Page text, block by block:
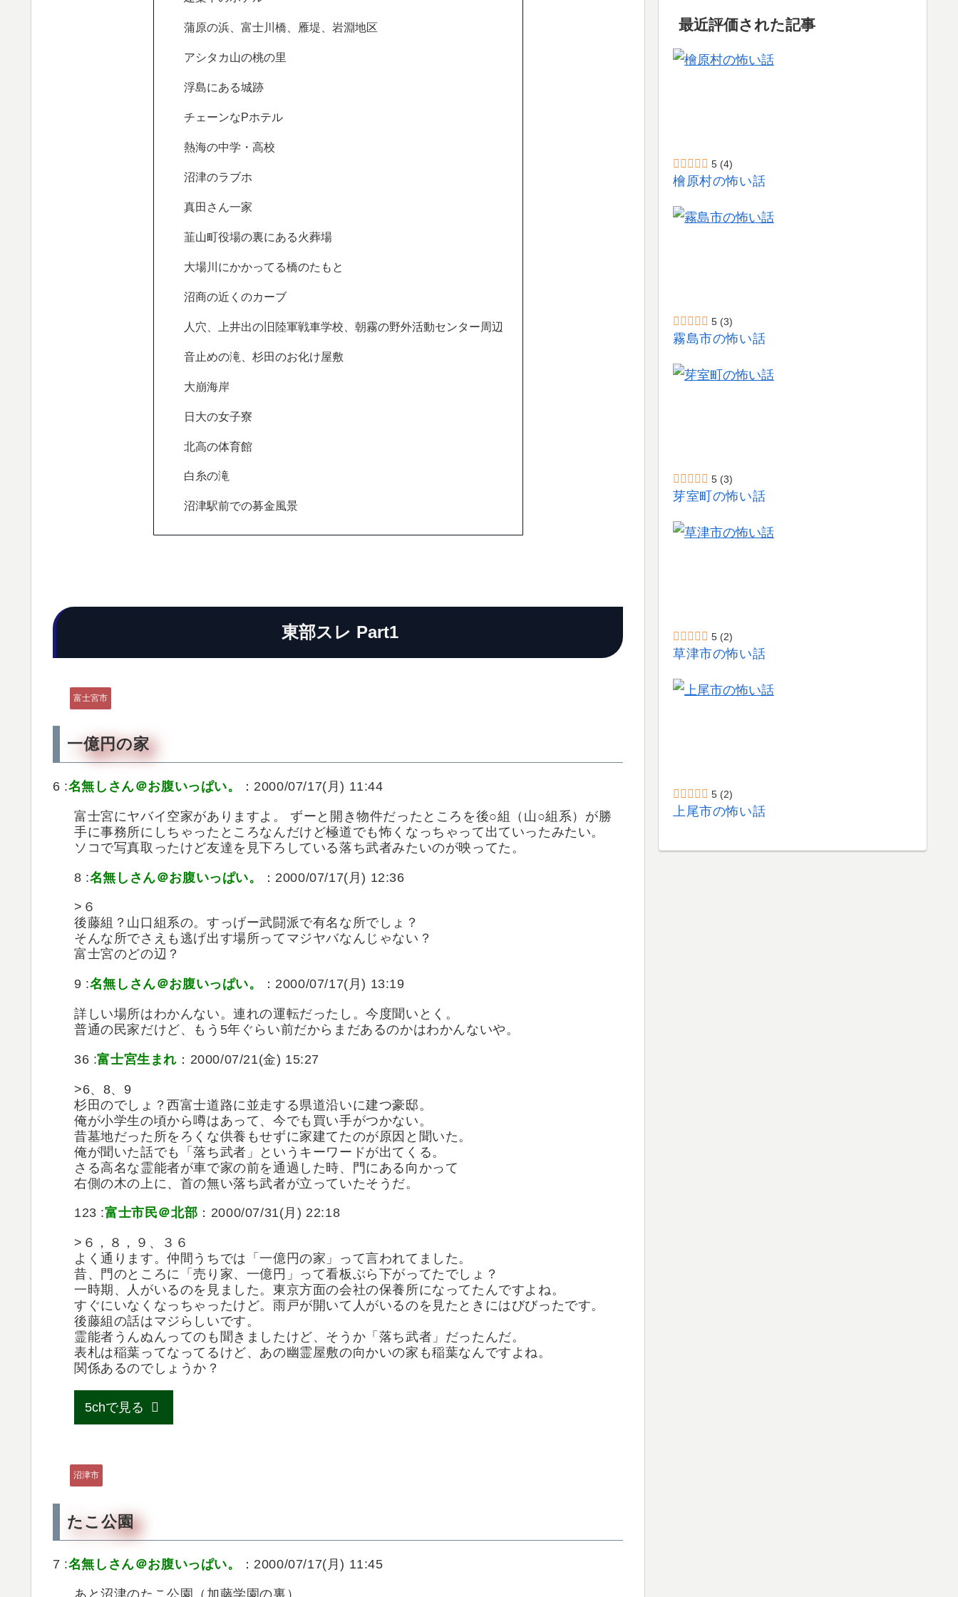
蒲原の浜、富士川橋、雁堤、岩淵地区
アシタカ山の桃の里
浮島にある城跡
チェーンなPホテル
熱海の中学・高校
沼津のラブホ
真田さん一家
韮山町役場の裏にある火葬場
大場川にかかってる橋のたもと
沼商の近くのカーブ
人穴、上井出の旧陸軍戦車学校、朝霧の野外活動センター周辺
音止めの滝、杉田のお化け屋敷
大崩海岸
日大の女子寮
北高の体育館
白糸の滝
沼津駅前での募金風景
東部スレ Part1
富士宮市
一億円の家
6 :名無しさん＠お腹いっぱい。 ：2000/07/17(月) 11:44
富士宮にヤバイ空家がありますよ。 ずーと開き物件だったところを後○組（山○組系）が勝
手に事務所にしちゃったところなんだけど極道でも怖くなっちゃって出ていったみたい。
ソコで写真取ったけど友達を見下ろしている落ち武者みたいのが映ってた。
8 :名無しさん＠お腹いっぱい。 ：2000/07/17(月) 12:36
>６
後藤組？山口組系の。すっげー武闘派で有名な所でしょ？
そんな所でさえも逃げ出す場所ってマジヤバなんじゃない？
富士宮のどの辺？
9 :名無しさん＠お腹いっぱい。 ：2000/07/17(月) 13:19
詳しい場所はわかんない。連れの運転だったし。今度聞いとく。
普通の民家だけど、もう5年ぐらい前だからまだあるのかはわかんないや。
36 :富士宮生まれ ：2000/07/21(金) 15:27
>6、8、9
杉田のでしょ？西富士道路に並走する県道沿いに建つ豪邸。
俺が小学生の頃から噂はあって、今でも買い手がつかない。
昔墓地だった所をろくな供養もせずに家建てたのが原因と聞いた。
俺が聞いた話でも「落ち武者」というキーワードが出てくる。
さる高名な霊能者が車で家の前を通過した時、門にある向かって
右側の木の上に、首の無い落ち武者が立っていたそうだ。
123 :富士市民＠北部 ：2000/07/31(月) 22:18
>６，８，９、３６
よく通ります。仲間うちでは「一億円の家」って言われてました。
昔、門のところに「売り家、一億円」って看板ぶら下がってたでしょ？
一時期、人がいるのを見ました。東京方面の会社の保養所になってたんですよね。
すぐにいなくなっちゃったけど。雨戸が開いて人がいるのを見たときにはびびったです。
後藤組の話はマジらしいです。
霊能者うんぬんってのも聞きましたけど、そうか「落ち武者」だったんだ。
表札は稲葉ってなってるけど、あの幽霊屋敷の向かいの家も稲葉なんですよね。
関係あるのでしょうか？
5chで見る
沼津市
たこ公園
7 :名無しさん＠お腹いっぱい。 ：2000/07/17(月) 11:45
あと沼津のたこ公園（加藤学園の裏）。
最近評価された記事
5 (4)
檜原村の怖い話
5 (3)
霧島市の怖い話
5 (3)
芽室町の怖い話
5 (2)
草津市の怖い話
5 (2)
上尾市の怖い話